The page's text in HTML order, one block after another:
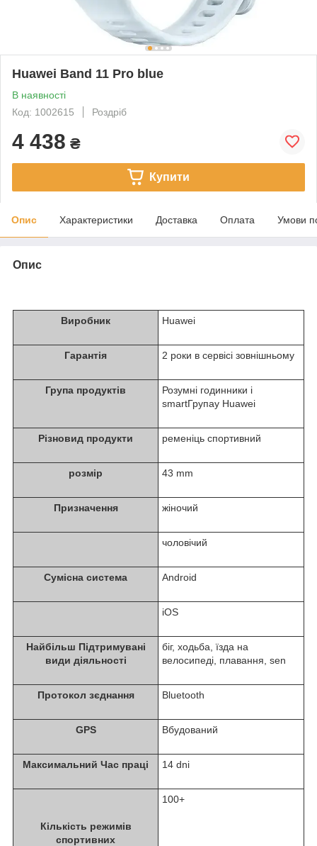
Huawei Band 11 Pro blue
В наявності
Код: 1002615
Роздріб
4 438 ₴
Купити
Опис Характеристики Доставка Оплата Умови
Опис
Виробник Huawei
Гарантія 2 роки в сервісі зовнішньому
Група продуктів
Розумні годинники i
smartГрупаy Huawei
Різновид продукти ременіць спортивний
розмір 43 mm
Призначення жіночий
чоловічий
Сумісна система Android
iOS
Найбільш Підтримувані
види діяльності
біг, ходьба, їзда на
велосипеді, плавання, sen
Протокол зєднання Bluetooth
GPS Вбудований
Максимальний Час праці 14 dni
Кількість режимів
спортивних
100+